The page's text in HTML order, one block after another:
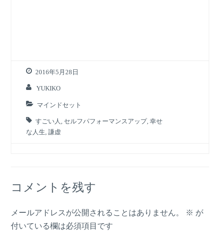
2016年5月28日
YUKIKO
マインドセット
すごい人 セルフパフォーマンスアップ ,幸せ
な人生 ,謙虚
コメントを残す
メールアドレスが公開されることはありません。 ※ が
付いている欄は必須項目です